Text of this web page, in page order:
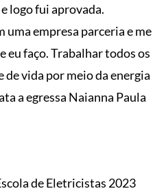
logo fui aprovada.
empresa parceria e me
eu faço. Trabalhar todos os
vida por meio da energia
a egressa Naianna Paula
de Eletricistas 2023